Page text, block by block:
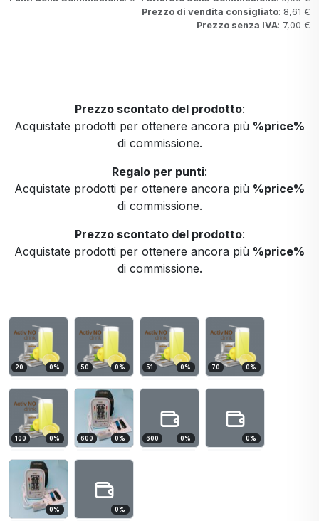
Prezzo di vendita consigliato: 8,61 €
Prezzo senza IVA: 7,00 €
Prezzo scontato del prodotto:
Acquistate prodotti per ottenere ancora più %price%
di commissione.
Regalo per punti:
Acquistate prodotti per ottenere ancora più %price%
di commissione.
Prezzo scontato del prodotto:
Acquistate prodotti per ottenere ancora più %price%
di commissione.
20 0% 50 0% 51 0% 70 0%
100 0% 600 0% 600 0% 0%
0% 0%